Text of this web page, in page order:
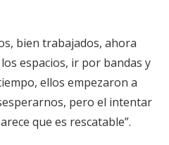
bien trabajados, ahora
espacios, ir por bandas y
ellos empezaron a
pero el intentar
que es rescatable”.